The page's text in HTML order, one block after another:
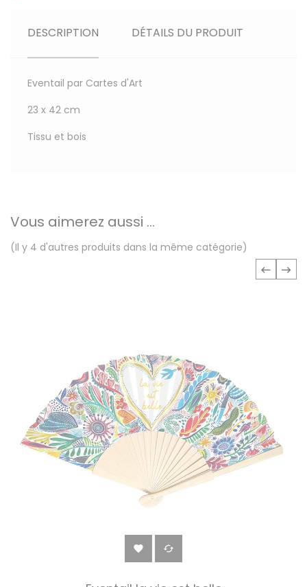
DESCRIPTION DÉTAILS DU PRODUIT
Eventail par Cartes d'Art
23 x 42 cm
Tissu et bois
Vous aimerez aussi ...
(Il y 4 d'autres produits dans la même catégorie)
 